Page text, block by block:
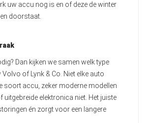
uw accu nog is en of deze de winter
doorstaat.
Dan kijken we samen welk type
of Lynk & Co. Niet elke auto
soort accu, zeker moderne modellen
uitgebreide elektronica niet. Het juiste
én zorgt voor een langere